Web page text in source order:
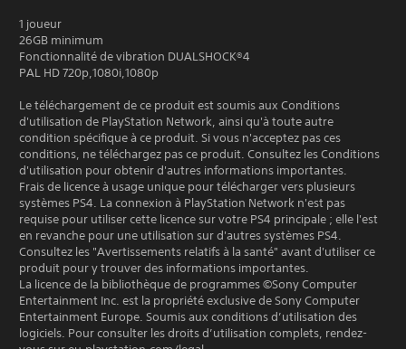
1 joueur
26GB minimum
Fonctionnalité de vibration DUALSHOCK®4
PAL HD 720p,1080i,1080p
Le téléchargement de ce produit est soumis aux Conditions
d'utilisation de PlayStation Network, ainsi qu'à toute autre
condition spécifique à ce produit. Si vous n'acceptez pas ces
conditions, ne téléchargez pas ce produit. Consultez les Conditions
d'utilisation pour obtenir d'autres informations importantes.
Frais de licence à usage unique pour télécharger vers plusieurs
systèmes PS4. La connexion à PlayStation Network n'est pas
requise pour utiliser cette licence sur votre PS4 principale ; elle l'est
en revanche pour une utilisation sur d'autres systèmes PS4.
Consultez les "Avertissements relatifs à la santé" avant d'utiliser ce
produit pour y trouver des informations importantes.
La licence de la bibliothèque de programmes ©Sony Computer
Entertainment Inc. est la propriété exclusive de Sony Computer
Entertainment Europe. Soumis aux conditions d’utilisation des
logiciels. Pour consulter les droits d’utilisation complets, rendez-